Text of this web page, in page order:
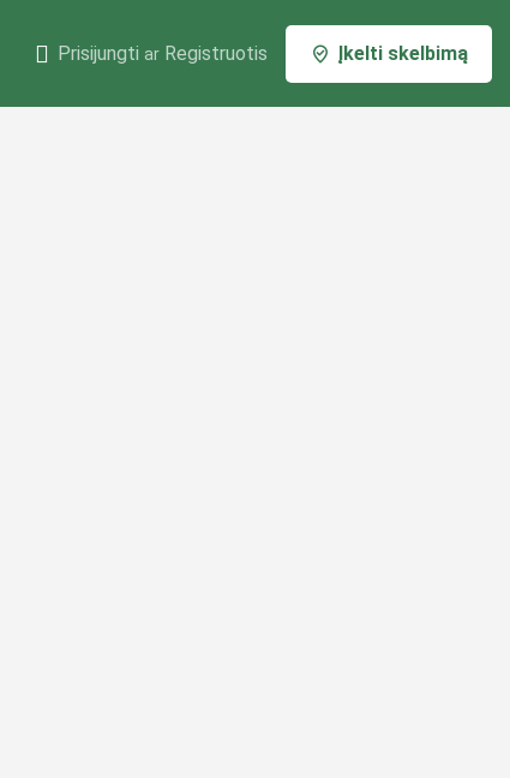
Prisijungti ar Registruotis Įkelti skelbimą